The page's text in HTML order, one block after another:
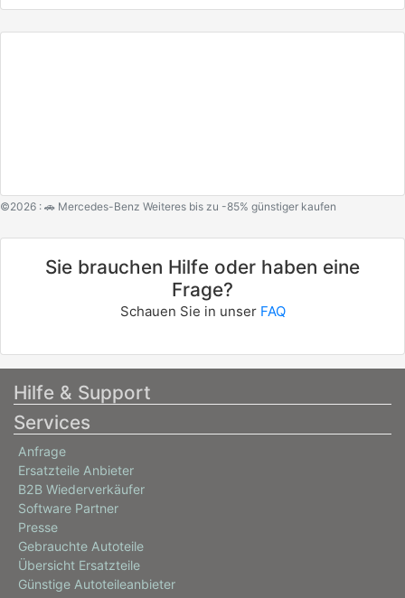
©2026 : 🚗 Mercedes-Benz Weiteres bis zu -85% günstiger kaufen
Sie brauchen Hilfe oder haben eine
Frage?
Schauen Sie in unser FAQ
Hilfe & Support
Services
Anfrage
Ersatzteile Anbieter
B2B Wiederverkäufer
Software Partner
Presse
Gebrauchte Autoteile
Übersicht Ersatzteile
Günstige Autoteileanbieter